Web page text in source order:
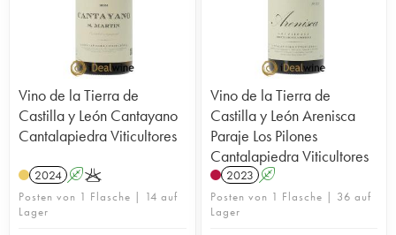
widerspiegeln, wendet das Weingut die strengen
Praktiken der Biodynamik und die Zertifizierung für
den ökologischen Landbau an. Nach der
händischen Weinlese erfolgt die wenig
interventionistische Weinproduktion. Durch dieses
Vorgehen bleibt die außergewöhnliche Qualität
der Trauben erhalten. Die Gärung wird mit
einheimischen Hefen und mit einem Minimum an
Schwefel durchgeführt.
Vino de la Tierra de
Castilla y León Cantayano
Cantalapiedra Viticultores
2024 AK
Posten von 1 Flasche | 14 auf
Lager
Vino de la Tierra de
Castilla y León Arenisca
Paraje Los Pilones
Cantalapiedra Viticultores
2023 A
Posten von 1 Flasche | 36 auf
Lager